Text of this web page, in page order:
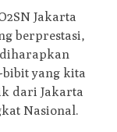
Jakarta
berprestasi,
bibit yang kita
dari Jakarta
Nasional.